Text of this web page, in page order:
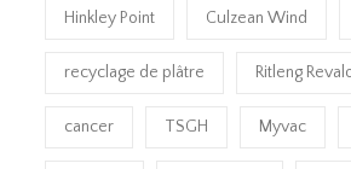
Hinkley Point Culzean Wind
recyclage de plâtre Ritleng
cancer TSGH Myvac